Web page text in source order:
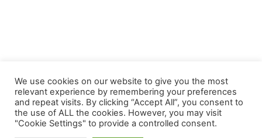
Mit Stolz präsentiert vonWordPress
We use cookies on our website to give you the most
relevant experience by remembering your preferences
and repeat visits. By clicking “Accept All”, you consent to
the use of ALL the cookies. However, you may visit
"Cookie Settings" to provide a controlled consent.